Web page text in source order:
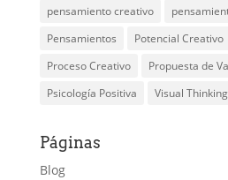
pensamiento creativo
Pensamientos
Potencial Creativo
Proceso Creativo
Propuesta de
Psicología Positiva
Visual Thinking
Páginas
Blog